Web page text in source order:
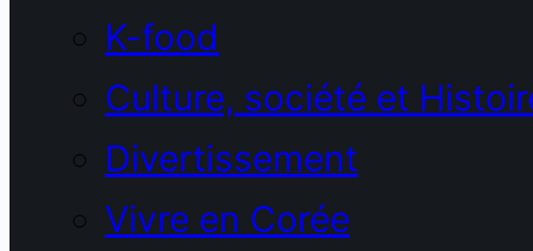
K-food
Culture, société et
Divertissement
Vivre en Corée